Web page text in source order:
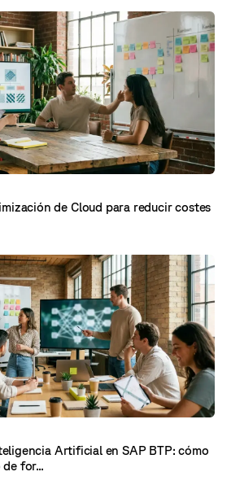
de Cloud para reducir costes
Artificial en SAP BTP: cómo
for...